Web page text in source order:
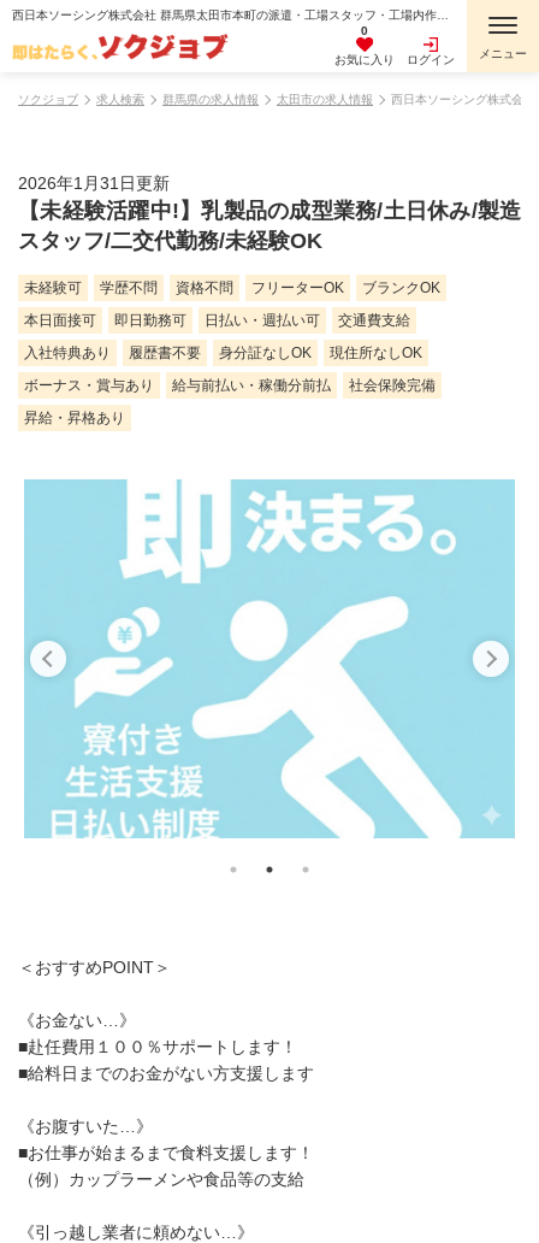
0
お気に入り ログイン
ソクジョブ 求人検索 群馬県の求人情報 太田市の求人情報 西日本ソーシング株式会
2026年1月31日更新
【未経験活躍中!】乳製品の成型業務/土日休み/製造
スタッフ/二交代勤務/未経験OK
未経験可 学歴不問 資格不問 フリーターOK
ブランクOK
本日面接可
即日勤務可 日払い・週払い可
交通費支給
入社特典あり
履歴書不要 身分証なしOK
現住所なしOK
ボーナス・賞与あり
給与前払い・稼働分前払
社会保険完備
昇給・昇格あり
＜おすすめPOINT＞
《お金ない…》
■赴任費用１００％サポートします！
■給料日までのお金がない方支援します
《お腹すいた…》
■お仕事が始まるまで食料支援します！
（例）カップラーメンや食品等の支給
《引っ越し業者に頼めない…》